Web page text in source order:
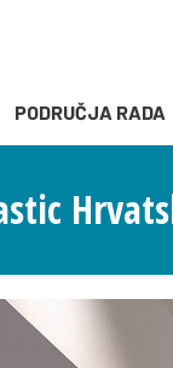
PODRUČJA RADA